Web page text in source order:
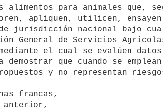
para animales que,
apliquen, utilicen,
jurisdicción nacional bajo
General de Servicios
el cual se evalúen
que cuando se emplean
y no representan
anterior,